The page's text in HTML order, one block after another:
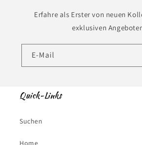
Erfahre als Erster von neuen
exklusiven
E-Mail
Quick-Links
Suchen
Home